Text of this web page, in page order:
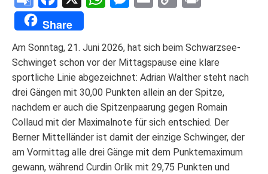
Translate
Share
Am Sonntag, 21. Juni 2026, hat sich beim Schwarzsee-
Schwinget schon vor der Mittagspause eine klare
sportliche Linie abgezeichnet: Adrian Walther steht nach
drei Gängen mit 30,00 Punkten allein an der Spitze,
nachdem er auch die Spitzenpaarung gegen Romain
Collaud mit der Maximalnote für sich entschied. Der
Berner Mittelländer ist damit der einzige Schwinger, der
am Vormittag alle drei Gänge mit dem Punktemaximum
gewann, während Curdin Orlik mit 29,75 Punkten und